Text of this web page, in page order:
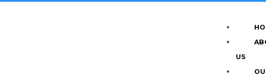
US